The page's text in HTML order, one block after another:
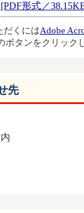
形式／
だくにはAdobe
ボタンをクリック
先